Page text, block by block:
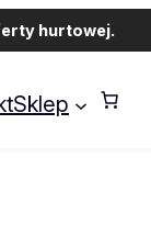
hurtowej.
Sklep